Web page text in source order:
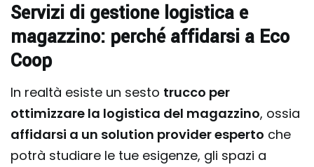
Servizi di gestione logistica e
magazzino: perché affidarsi a Eco
Coop
In realtà esiste un sesto trucco per
ottimizzare la logistica del magazzino, ossia
affidarsi a un solution provider esperto che
potrà studiare le tue esigenze, gli spazi a